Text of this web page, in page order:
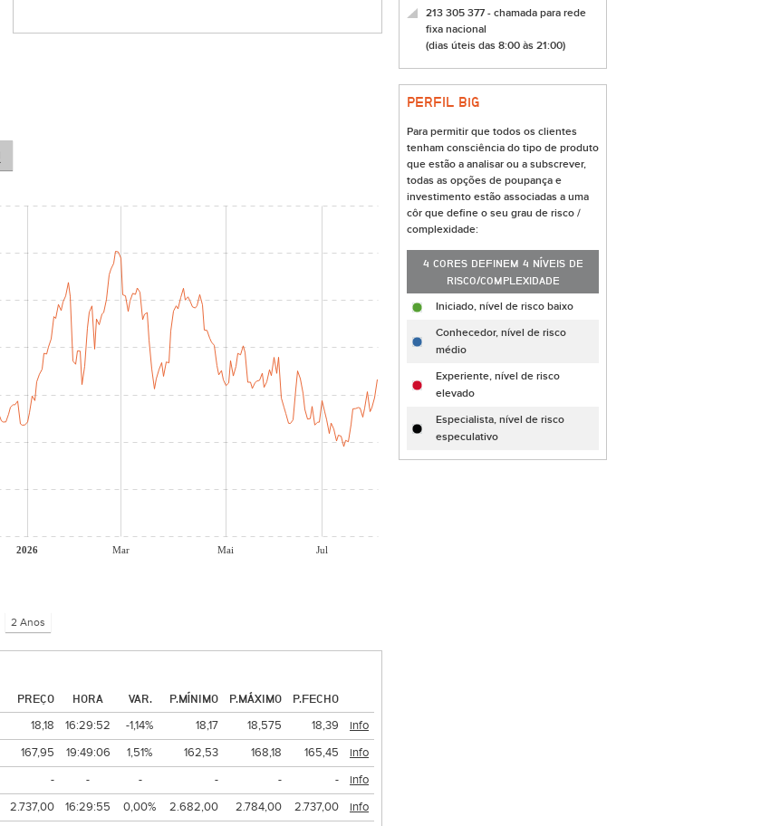
2026 Mar Mai Jul
PREÇO HORA VAR. P.MÍNIMO P.MÁXIMO
P.FECHO
18,18 16:29:52 -1,14% 18,17 18,575 18,39
info
167,95 19:49:06 1,51% 162,53 168,18 165,45
info
- - - - - -
info
2.737,00 16:29:55 0,00% 2.682,00 2.784,00 2.737,00
info
213 305 377 - chamada para rede
fixa nacional
(dias úteis das 8:00 às 21:00)
PERFIL BiG
Para permitir que todos os clientes
tenham consciência do tipo de produto
que estão a analisar ou a subscrever,
todas as opções de poupança e
investimento estão associadas a uma
côr que define o seu grau de risco /
complexidade:
4 CORES DEFINEM 4 NÍVEIS DE
RISCO/COMPLEXIDADE
Iniciado, nível de risco baixo
Conhecedor, nível de risco
médio
Experiente, nível de risco
elevado
Especialista, nível de risco
especulativo